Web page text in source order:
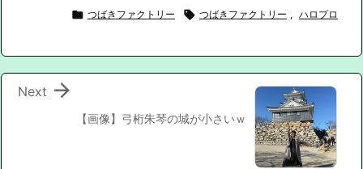
 つばきファクトリー  つばきファクトリー , ハロプロ
【画像】弓桁朱琴の城が小さいｗ

Next